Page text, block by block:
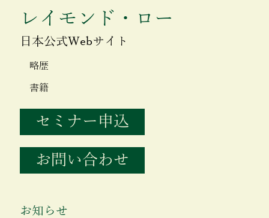
レイモンド・ロー
日本公式Webサイト
略歴
書籍
セミナー申込
お問い合わせ
お知らせ